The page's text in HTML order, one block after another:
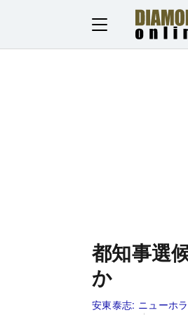
都知事選
か
安東泰志: ニューホ